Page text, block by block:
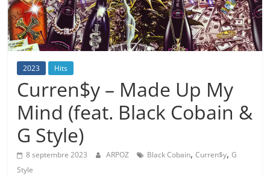
2023 Hits
Curren$y – Made Up My
Mind (feat. Black Cobain &
G Style)
8 septembre 2023 ARPOZ Black Cobain,Curren$y,G
Style